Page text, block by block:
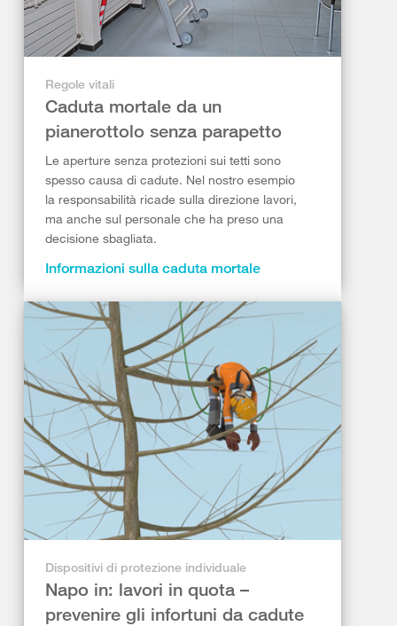
Regole vitali
Caduta mortale da un
pianerottolo senza parapetto
Le aperture senza protezioni sui tetti sono
spesso causa di cadute. Nel nostro esempio
la responsabilità ricade sulla direzione lavori,
ma anche sul personale che ha preso una
decisione sbagliata.
Informazioni sulla caduta mortale
Dispositivi di protezione individuale
Napo in: lavori in quota –
prevenire gli infortuni da cadute